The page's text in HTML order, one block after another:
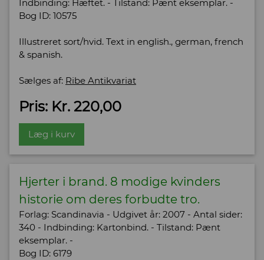
Indbinding: Hæftet. - Tilstand: Pænt eksemplar. -
Bog ID: 10575
Illustreret sort/hvid. Text in english., german, french
& spanish.
Sælges af: Ribe Antikvariat
Pris: Kr. 220,00
Læg i kurv
Hjerter i brand. 8 modige kvinders
historie om deres forbudte tro.
Forlag: Scandinavia - Udgivet år: 2007 - Antal sider:
340 - Indbinding: Kartonbind. - Tilstand: Pænt
eksemplar. -
Bog ID: 6179